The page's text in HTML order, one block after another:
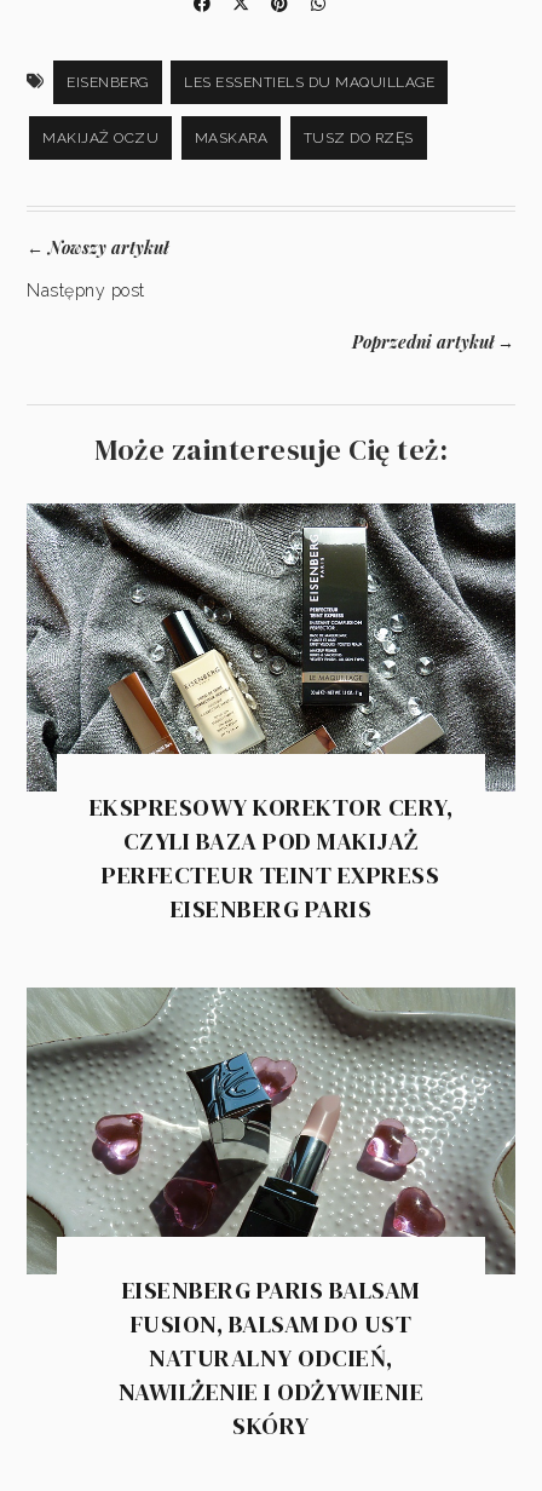
EISENBERG LES ESSENTIELS DU MAQUILLAGE
MAKIJAŻ OCZU MASKARA TUSZ DO RZĘS
←Nowszy artykuł
Następny post
Poprzedni artykuł→
Może zainteresuje Cię też:
EKSPRESOWY KOREKTOR CERY,
CZYLI BAZA POD MAKIJAŻ
PERFECTEUR TEINT EXPRESS
EISENBERG PARIS
EISENBERG PARIS BALSAM
FUSION, BALSAM DO UST
NATURALNY ODCIEŃ,
NAWILŻENIE I ODŻYWIENIE
SKÓRY